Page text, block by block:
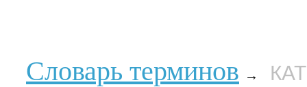
Словарь терминов →